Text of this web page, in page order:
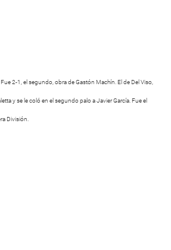
2-1, el segundo, obra de Gastón Machín. El de Del Viso,
y se le coló en el segundo palo a Javier García. Fue el
División.